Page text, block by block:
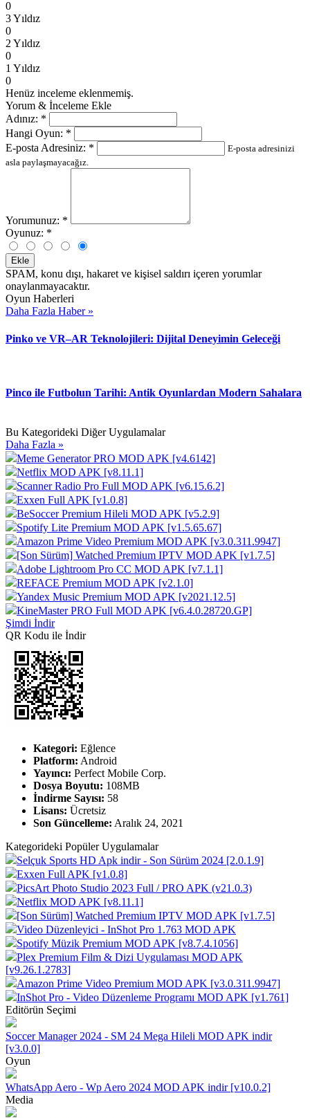
0
3 Yıldız
0
2 Yıldız
0
1 Yıldız
0
Henüz inceleme eklenmemiş.
Yorum & İnceleme Ekle
Adınız: *
Hangi Oyun: *
E-posta Adresiniz: *
E-posta adresinizi
asla paylaşmayacağız.
Yorumunuz: *
Oyunuz: *
Ekle
SPAM, konu dışı, hakaret ve kişisel saldırı içeren yorumlar
onaylanmayacaktır.
Oyun Haberleri
Daha Fazla Haber »
Pinko ve VR–AR Teknolojileri: Dijital Deneyimin Geleceği
Pinco ile Futbolun Tarihi: Antik Oyunlardan Modern Sahalara
Bu Kategorideki Diğer Uygulamalar
Daha Fazla »
Meme Generator PRO MOD APK [v4.6142]
Netflix MOD APK [v8.11.1]
Scanner Radio Pro Full MOD APK [v6.15.6.2]
Exxen Full APK [v1.0.8]
BeSoccer Premium Hileli MOD APK [v5.2.9]
Spotify Lite Premium MOD APK [v1.5.65.67]
Amazon Prime Video Premium MOD APK [v3.0.311.9947]
[Son Sürüm] Watched Premium IPTV MOD APK [v1.7.5]
Adobe Lightroom Pro CC MOD APK [v7.1.1]
REFACE Premium MOD APK [v2.1.0]
Yandex Music Premium MOD APK [v2021.12.5]
KineMaster PRO Full MOD APK [v6.4.0.28720.GP]
Şimdi İndir
QR Kodu ile İndir
Kategori: Eğlence
Platform: Android
Yayıncı: Perfect Mobile Corp.
Dosya Boyutu: 108MB
İndirme Sayısı: 58
Lisans: Ücretsiz
Son Güncelleme: Aralık 24, 2021
Kategorideki Popüler Uygulamalar
Selçuk Sports HD Apk indir - Son Sürüm 2024 [2.0.1.9]
Exxen Full APK [v1.0.8]
PicsArt Photo Studio 2023 Full / PRO APK (v21.0.3)
Netflix MOD APK [v8.11.1]
[Son Sürüm] Watched Premium IPTV MOD APK [v1.7.5]
Video Düzenleyici - InShot Pro 1.763 MOD APK
Spotify Müzik Premium MOD APK [v8.7.4.1056]
Plex Premium Film & Dizi Uygulaması MOD APK
[v9.26.1.2783]
Amazon Prime Video Premium MOD APK [v3.0.311.9947]
InShot Pro - Video Düzenleme Programı MOD APK [v1.761]
Editörün Seçimi
Soccer Manager 2024 - SM 24 Mega Hileli MOD APK indir
[v3.0.0]
Oyun
WhatsApp Aero - Wp Aero 2024 MOD APK indir [v10.0.2]
Media